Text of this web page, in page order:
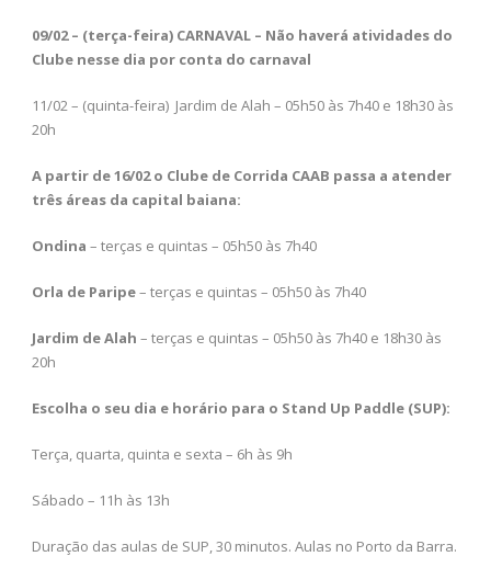
09/02 – (terça-feira) CARNAVAL – Não haverá atividades do
Clube nesse dia por conta do carnaval
11/02 – (quinta-feira) Jardim de Alah – 05h50 às 7h40 e 18h30 às
20h
A partir de 16/02 o Clube de Corrida CAAB passa a atender
três áreas da capital baiana:
Ondina – terças e quintas – 05h50 às 7h40
Orla de Paripe– terças e quintas – 05h50 às 7h40
Jardim de Alah – terças e quintas – 05h50 às 7h40 e 18h30 às
20h
Escolha o seu dia e horário para o Stand Up Paddle (SUP):
Terça, quarta, quinta e sexta – 6h às 9h
Sábado – 11h às 13h
Duração das aulas de SUP, 30 minutos. Aulas no Porto da Barra.